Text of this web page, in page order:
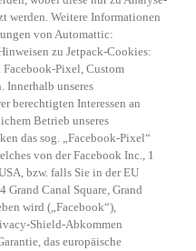
werden. Weitere Informationen
von Automattic:
zu Jetpack-Cookies:
. Facebook-Pixel, Custom
Innerhalb unseres
berechtigten Interessen an
Betrieb unseres
das sog. „Facebook-Pixel“
von der Facebook Inc., 1
bzw. falls Sie in der EU
Grand Canal Square, Grand
wird („Facebook“),
Shield-Abkommen
das europäische